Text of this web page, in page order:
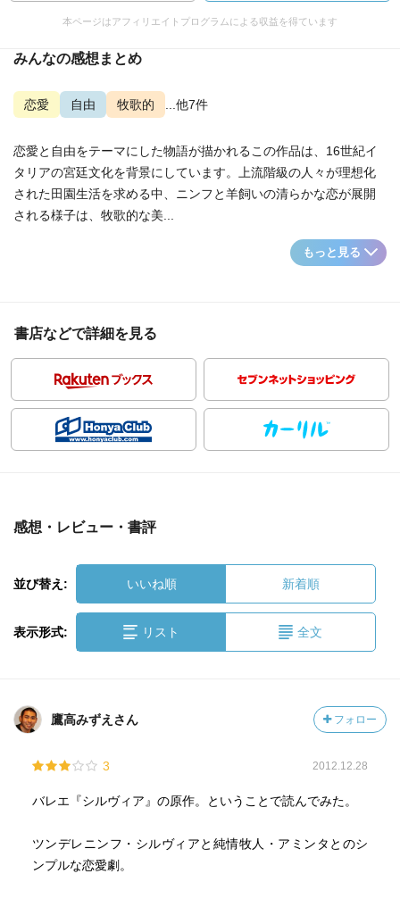
本ページはアフィリエイトプログラムによる収益を得ています
みんなの感想まとめ
恋愛 自由 牧歌的 ...他7件
恋愛と自由をテーマにした物語が描かれるこの作品は、16世紀イ
タリアの宮廷文化を背景にしています。上流階級の人々が理想化
された田園生活を求める中、ニンフと羊飼いの清らかな恋が展開
される様子は、牧歌的な美...
もっと見る
書店などで詳細を見る
感想・レビュー・書評
並び替え: いいね順 新着順
表示形式: リスト 全文
鷹高みずえさん フォロー
3 2012.12.28
バレエ『シルヴィア』の原作。ということで読んでみた。
ツンデレニンフ・シルヴィアと純情牧人・アミンタとのシ
ンプルな恋愛劇。